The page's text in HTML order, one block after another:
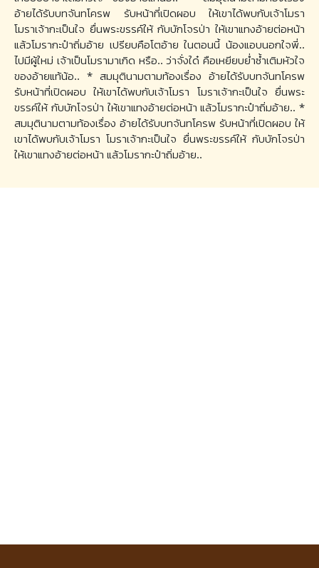
อ้ายได้รับบทจันทโครพ รับหน้าที่เปิดผอบ ให้เขาได้พบกับเจ้าโมรา
โมราเจ้ากะเป็นใจ ยื่นพระขรรค์ให้ กับบักโจรป่า ให้เขาแทงอ้ายต่อหน้า
แล้วโมรากะป๋าถิ่มอ้าย เปรียบคือโตอ้าย ในตอนนี้ น้องแอบนอกใจพี่..
ไปมีผู้ใหม่ เจ้าเป็นโมรามาเกิด หรือ.. ว่าจั่งใด๋ คือเหยียบย่ำซ้ำเติมหัวใจ
ของอ้ายแท้น้อ.. * สมมุตินามตามท้องเรื่อง อ้ายได้รับบทจันทโครพ
รับหน้าที่เปิดผอบ ให้เขาได้พบกับเจ้าโมรา โมราเจ้ากะเป็นใจ ยื่นพระ
ขรรค์ให้ กับบักโจรป่า ให้เขาแทงอ้ายต่อหน้า แล้วโมรากะป๋าถิ่มอ้าย.. *
สมมุตินามตามท้องเรื่อง อ้ายได้รับบทจันทโครพ รับหน้าที่เปิดผอบ ให้
เขาได้พบกับเจ้าโมรา โมราเจ้ากะเป็นใจ ยื่นพระขรรค์ให้ กับบักโจรป่า
ให้เขาแทงอ้ายต่อหน้า แล้วโมรากะป๋าถิ่มอ้าย..